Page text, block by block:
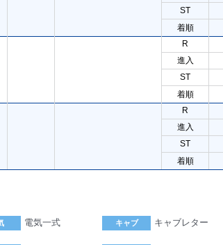
ST
着順
R
進入
ST
着順
R
進入
ST
着順
電気一式 キャブ キャブレター